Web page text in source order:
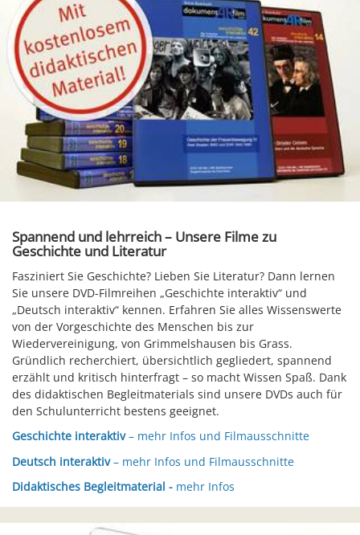
Spannend und lehrreich – Unsere Filme zu
Geschichte und Literatur
Fasziniert Sie Geschichte? Lieben Sie Literatur? Dann lernen
Sie unsere DVD-Filmreihen „Geschichte interaktiv“ und
„Deutsch interaktiv“ kennen. Erfahren Sie alles Wissenswerte
von der Vorgeschichte des Menschen bis zur
Wiedervereinigung, von Grimmelshausen bis Grass.
Gründlich recherchiert, übersichtlich gegliedert, spannend
erzählt und kritisch hinterfragt – so macht Wissen Spaß. Dank
des didaktischen Begleitmaterials sind unsere DVDs auch für
den Schulunterricht bestens geeignet.
Geschichte interaktiv– mehr Infos und Filmausschnitte
Deutsch interaktiv– mehr Infos und Filmausschnitte
Didaktisches Begleitmaterial - mehr Infos